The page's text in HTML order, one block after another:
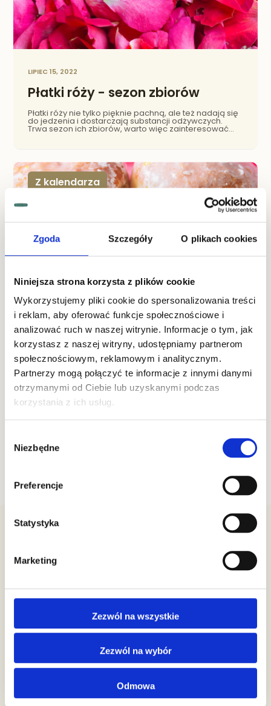
Zgoda Szczegóły O plikach cookies
Niniejsza strona korzysta z plików cookie
Wykorzystujemy pliki cookie do spersonalizowania treści
i reklam, aby oferować funkcje społecznościowe i
analizować ruch w naszej witrynie. Informacje o tym, jak
korzystasz z naszej witryny, udostępniamy partnerom
społecznościowym, reklamowym i analitycznym.
Partnerzy mogą połączyć te informacje z innymi danymi
otrzymanymi od Ciebie lub uzyskanymi podczas
korzystania z ich usług.
zgody
Niezbędne
Preferencje
Statystyka
Marketing
Zezwól na wszystkie
Zezwól na wybór
Odmowa
LIPIEC 15, 2022
Płatki róży - sezon zbiorów
Płatki róży nie tylko pięknie pachną, ale też nadają się
do jedzenia i dostarczają substancji odżywczych.
Trwa sezon ich zbiorów, warto więc zainteresować
Z kalendarza
,LUTY 17, 2022
Tradycyjny Tłusty Czwartek
Tłusty czwartek to niewątpliwie święto pączka. Jest to
święto ruchome, obchodzone w ostatni czwartek
przed Środą Popielcową, jest ostatnim czwartkiem
przed Wielkim Postem i rozpoczyna ostatni tydzień
karnawału. W 2022 roku wypada on
ilość.
ul. Św. Andrzeja Boboli 20
Biuro Obsługi Klienta
biuro@premiumrosa.eu